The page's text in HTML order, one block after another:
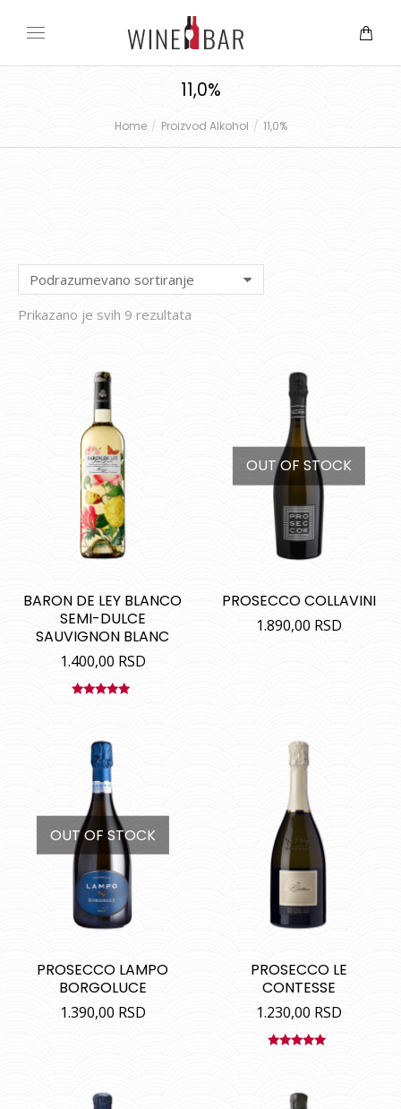
11,0%
Home Proizvod Alkohol 11,0%
Prikazano je svih 9 rezultata
BARON DE LEY BLANCO
SEMI-DULCE
SAUVIGNON BLANC
1.400,00 RSD
OUT OF STOCK
PROSECCO COLLAVINI
1.890,00 RSD
OUT OF STOCK
PROSECCO LAMPO
BORGOLUCE
1.390,00 RSD
PROSECCO LE
CONTESSE
1.230,00 RSD